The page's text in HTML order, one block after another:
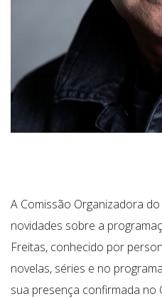
A Comissão Organizadora do
novidades sobre a
Freitas, conhecido por
novelas, séries e no
sua presença confirmada no